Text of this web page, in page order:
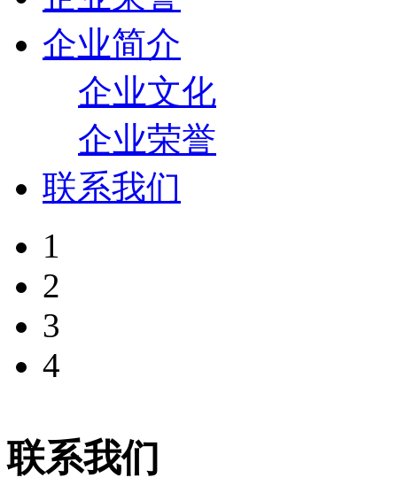
企业简介
企业文化
企业荣誉
联系我们
1
2
3
4
联系我们